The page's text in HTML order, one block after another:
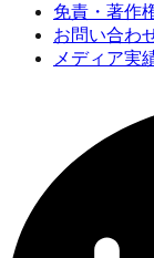
免責・著作
お問い合わ
メディア実